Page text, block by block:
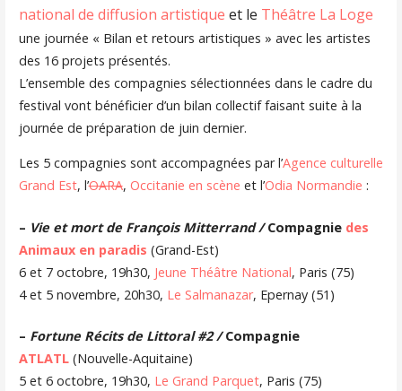
national de diffusion artistique et le Théâtre La Loge
une journée « Bilan et retours artistiques » avec les artistes
des 16 projets présentés.
L’ensemble des compagnies sélectionnées dans le cadre du
festival vont bénéficier d’un bilan collectif faisant suite à la
journée de préparation de juin dernier.
Les 5 compagnies sont accompagnées par l’Agence culturelle
Grand Est, l’OARA, Occitanie en scène et l’Odia Normandie :
– Vie et mort de François Mitterrand /Compagnie des
Animaux en paradis (Grand-Est)
6 et 7 octobre, 19h30, Jeune Théâtre National, Paris (75)
4 et 5 novembre, 20h30, Le Salmanazar, Epernay (51)
– Fortune Récits de Littoral #2 /Compagnie
ATLATL (Nouvelle-Aquitaine)
5 et 6 octobre, 19h30, Le Grand Parquet, Paris (75)